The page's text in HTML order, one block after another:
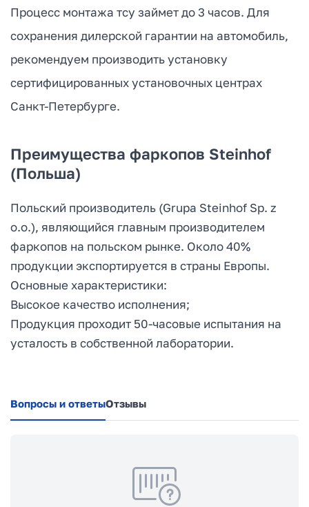
Процесс монтажа тсу займет до 3 часов. Для
сохранения дилерской гарантии на автомобиль,
рекомендуем производить установку
сертифицированных установочных центрах
Санкт-Петербурге.
Преимущества фаркопов Steinhof
(Польша)
Польский производитель (Grupa Steinhof Sp. z
o.o.), являющийся главным производителем
фаркопов на польском рынке. Около 40%
продукции экспортируется в страны Европы.
Основные характеристики:
Высокое качество исполнения;
Продукция проходит 50-часовые испытания на
усталость в собственной лаборатории.
Вопросы и ответыОтзывы